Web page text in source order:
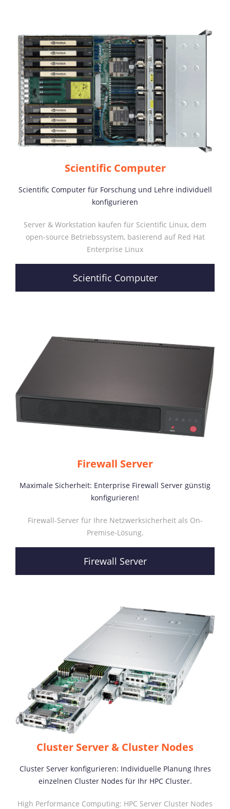
Scientific Computer
Scientific Computer für Forschung und Lehre individuell
konfigurieren
Server & Workstation kaufen für Scientific Linux, dem
open-source Betriebssystem, basierend auf Red Hat
Enterprise Linux
Scientific Computer
Firewall Server
Maximale Sicherheit: Enterprise Firewall Server günstig
konfigurieren!
Firewall-Server für Ihre Netzwerksicherheit als On-
Premise-Lösung.
Firewall Server
Cluster Server & Cluster Nodes
Cluster Server konfigurieren: Individuelle Planung Ihres
einzelnen Cluster Nodes für Ihr HPC Cluster.
High Performance Computing: HPC Server Cluster Nodes